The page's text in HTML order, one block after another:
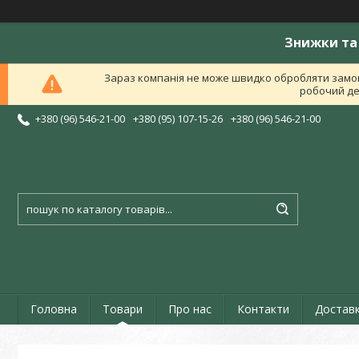
Знижки та
Зараз компанія не може швидко обробляти
робочий
+380 (96) 546-21-00 +380 (95) 107-15-26 +380 (96) 546-21-00
Головна Товари Про нас Контакти